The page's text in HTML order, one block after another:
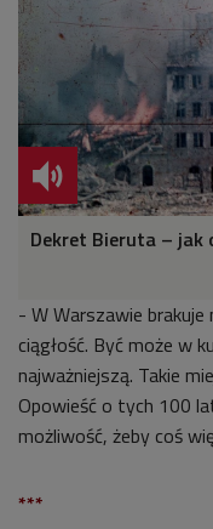
Dekret Bieruta – jak
- W Warszawie
ciągłość. Być może w
najważniejszą. Takie
Opowieść o tych 100
możliwość, żeby coś
***